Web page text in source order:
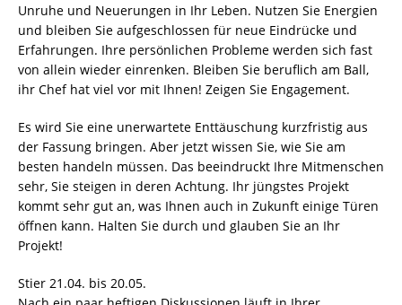
Unruhe und Neuerungen in Ihr Leben. Nutzen Sie Energien
und bleiben Sie aufgeschlossen für neue Eindrücke und
Erfahrungen. Ihre persönlichen Probleme werden sich fast
von allein wieder einrenken. Bleiben Sie beruflich am Ball,
ihr Chef hat viel vor mit Ihnen! Zeigen Sie Engagement.
Es wird Sie eine unerwartete Enttäuschung kurzfristig aus
der Fassung bringen. Aber jetzt wissen Sie, wie Sie am
besten handeln müssen. Das beeindruckt Ihre Mitmenschen
sehr, Sie steigen in deren Achtung. Ihr jüngstes Projekt
kommt sehr gut an, was Ihnen auch in Zukunft einige Türen
öffnen kann. Halten Sie durch und glauben Sie an Ihr
Projekt!
Stier 21.04. bis 20.05.